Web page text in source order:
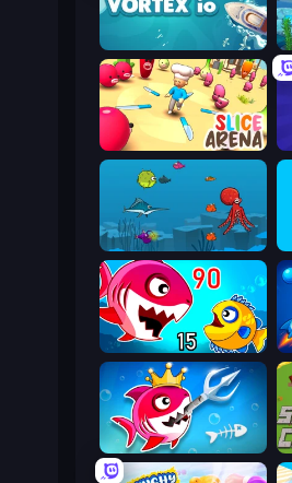
Vortex.io
Slice Arena
Fish Eat Fishes
Fish Eat Getting Big
Fish Stab Getting Big